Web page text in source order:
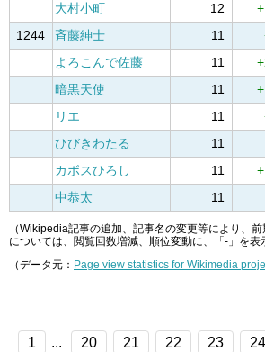
大村小町
12
1244
斉藤紳士 11
よろこんで佐藤
11
暗黒天使
11
リエ
11
ひびきわたる
11
カボスひろし
11
中恭太
11
（Wikipedia記事の追加、記事名の変更等により、
については、閲覧回数増減、順位変動に、「-」を表
（データ元： Page view statistics for Wikimedia
1 ... 20 21 22 23 24